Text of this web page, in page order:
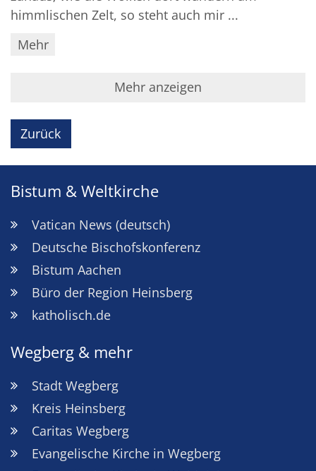
himmlischen Zelt, so steht auch mir ...
Mehr
Mehr anzeigen
Zurück
Bistum & Weltkirche
Vatican News (deutsch)
Deutsche Bischofskonferenz
Bistum Aachen
Büro der Region Heinsberg
katholisch.de
Wegberg & mehr
Stadt Wegberg
Kreis Heinsberg
Caritas Wegberg
Evangelische Kirche in Wegberg